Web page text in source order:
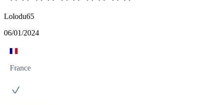
Lolodu65
06/01/2024
France